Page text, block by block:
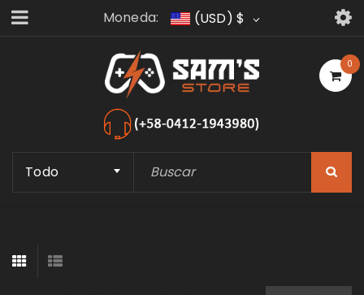
Moneda: (USD)$
0
Todo